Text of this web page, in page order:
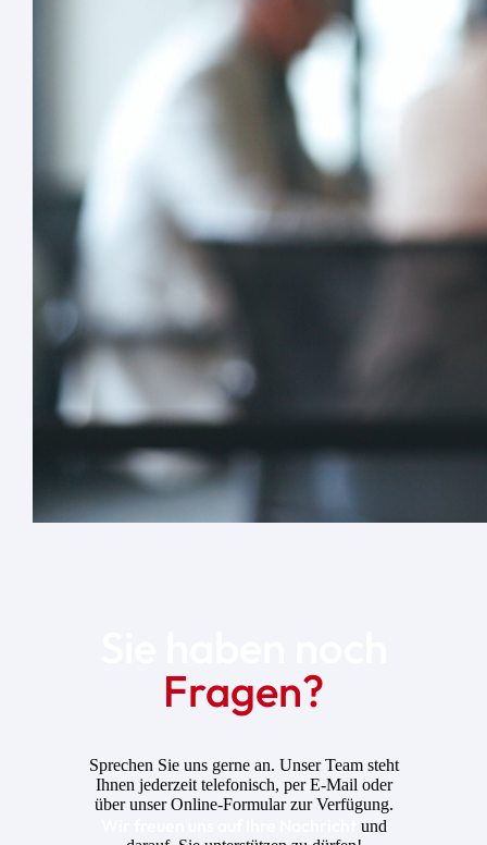
Fragen?
Sprechen Sie uns gerne an. Unser Team steht
Ihnen jederzeit telefonisch, per E-Mail oder
über unser Online-Formular zur Verfügung.
und